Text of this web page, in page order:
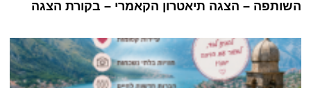
השותפה – הצגה תיאטרון הקאמרי – בקורת הצגה